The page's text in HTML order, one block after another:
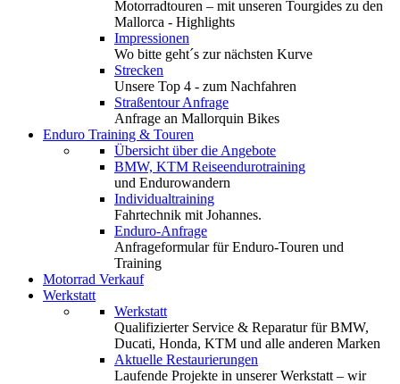
Motorradtouren – mit unseren Tourgides zu den
Mallorca - Highlights
Impressionen
Wo bitte geht´s zur nächsten Kurve
Strecken
Unsere Top 4 - zum Nachfahren
Straßentour Anfrage
Anfrage an Mallorquin Bikes
Enduro Training & Touren
Übersicht über die Angebote
BMW, KTM Reiseendurotraining
und Endurowandern
Individualtraining
Fahrtechnik mit Johannes.
Enduro-Anfrage
Anfrageformular für Enduro-Touren und
Training
Motorrad Verkauf
Werkstatt
Werkstatt
Qualifizierter Service & Reparatur für BMW,
Ducati, Honda, KTM und alle anderen Marken
Aktuelle Restaurierungen
Laufende Projekte in unserer Werkstatt – wir